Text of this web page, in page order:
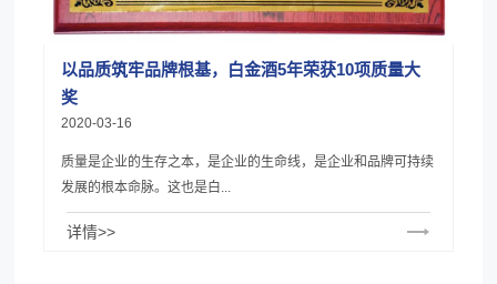
以品质筑牢品牌根基，白金酒5年荣获10项质量大
奖
2020-03-16
质量是企业的生存之本，是企业的生命线，是企业和品牌可持续
发展的根本命脉。这也是白...
详情>>